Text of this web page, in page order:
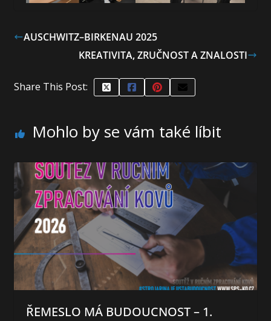
AUSCHWITZ–BIRKENAU 2025
KREATIVITA, ZRUČNOST A ZNALOSTI
Share This Post:
Mohlo by se vám také líbit
ŘEMESLO MÁ BUDOUCNOST – 1.